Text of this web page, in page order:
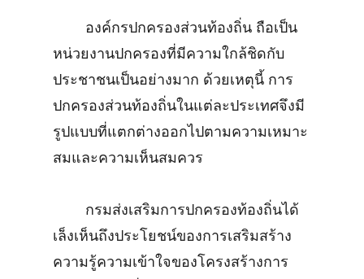
องค์กรปกครองส่วนท้องถิ่น ถือเป็น
หน่วยงานปกครองที่มีความใกล้ชิดกับ
ประชาชนเป็นอย่างมาก ด้วยเหตุนี้ การ
ปกครองส่วนท้องถิ่นในแต่ละประเทศจึงมี
รูปแบบที่แตกต่างออกไปตามความเหมาะ
สมและความเห็นสมควร
กรมส่งเสริมการปกครองท้องถิ่นได้
เล็งเห็นถึงประโยชน์ของการเสริมสร้าง
ความรู้ความเข้าใจของโครงสร้างการ